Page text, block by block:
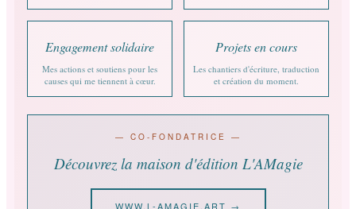
Engagement solidaire
Mes actions et soutiens pour les
causes qui me tiennent à cœur.
Projets en cours
Les chantiers d'écriture, traduction
et création du moment.
— CO-FONDATRICE —
Découvrez la maison d'édition L'AMagie
WWW.L-AMAGIE.ART →